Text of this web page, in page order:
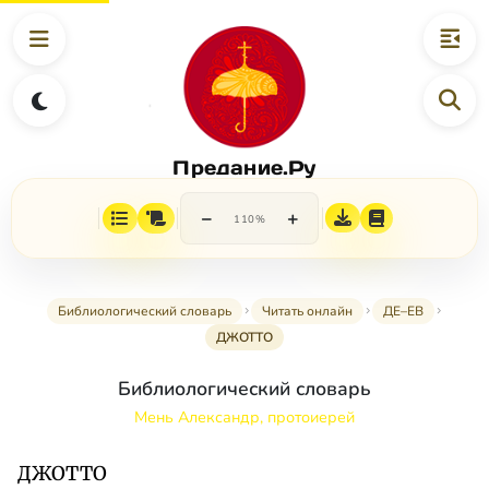
Предание.Ру
− 110% +
Библиологический словарь Читать онлайн
ДЕ–ЕВ
ДЖОТТО
Библиологический словарь
Мень Александр, протоиерей
ДЖОТТО